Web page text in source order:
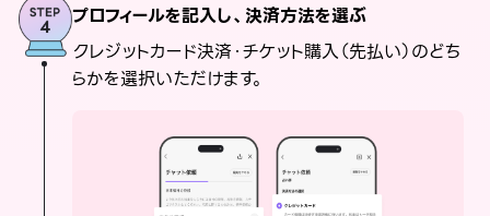
プロフィールを記入し、決済方法を選ぶ
クレジットカード決済・チケット購入（先払い）のどち
らかを選択いただけます。